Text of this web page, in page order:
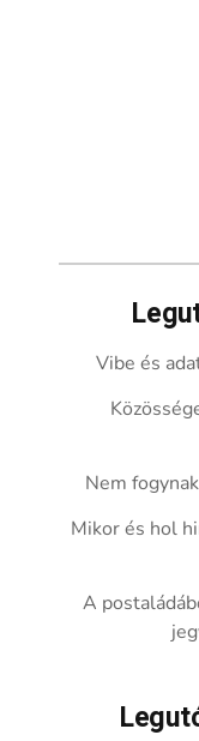
Vibe és
Nem
Mikor és hol
A